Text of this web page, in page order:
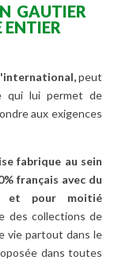
GAUTIER
ENTIER
peut
qui lui permet de
aux exigences
fabrique au sein
français avec du
et pour moitié
des collections de
vie partout dans le
dans toutes